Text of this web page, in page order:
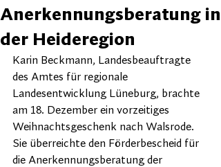
Anerkennungsberatung in
der Heideregion
Karin Beckmann, Landesbeauftragte
des Amtes für regionale
Landesentwicklung Lüneburg, brachte
am 18. Dezember ein vorzeitiges
Weihnachtsgeschenk nach Walsrode.
Sie überreichte den Förderbescheid für
die Anerkennungsberatung der